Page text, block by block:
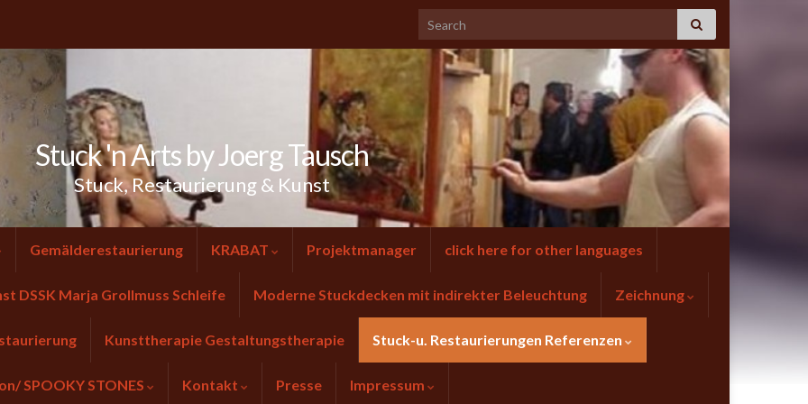
Stuck 'n Arts by Joerg Tausch
Stuck, Restaurierung & Kunst
Gemälderestaurierung KRABAT Projektmanager click here for other languages
DSSK Marja Grollmuss Schleife Moderne Stuckdecken mit indirekter Beleuchtung Zeichnung
Kunsttherapie Gestaltungstherapie Stuck-u. Restaurierungen Referenzen
SPOOKY STONES Kontakt Presse Impressum